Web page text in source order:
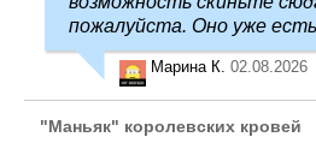
пожалуйста. Оно уже
Марина К. 02.08.2026
"Маньяк" королевских кровей